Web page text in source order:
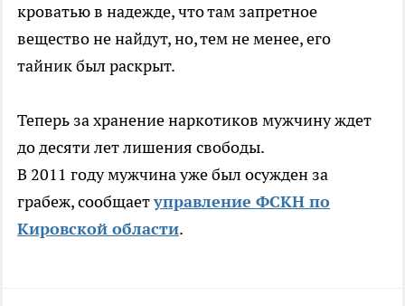
кроватью в надежде, что там запретное
вещество не найдут, но, тем не менее, его
тайник был раскрыт.
Теперь за хранение наркотиков мужчину ждет
до десяти лет лишения свободы.
В 2011 году мужчина уже был осужден за
грабеж, сообщаетуправление ФСКН по
Кировской области.